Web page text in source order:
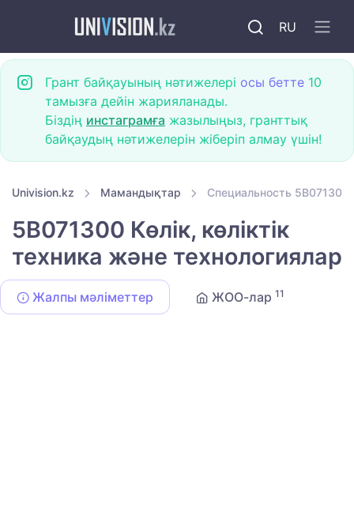
RU
Грант байқауының нәтижелері осы бетте 10
тамызға дейін жарияланады.
Біздің инстаграмға жазылыңыз, гранттық
байқаудың нәтижелерін жіберіп алмау үшін!
Univision.kz Мамандықтар Специальность 5B071300
5B071300 Көлік, көліктік
техника және технологиялар
Жалпы мәліметтер ЖОО-лар 11